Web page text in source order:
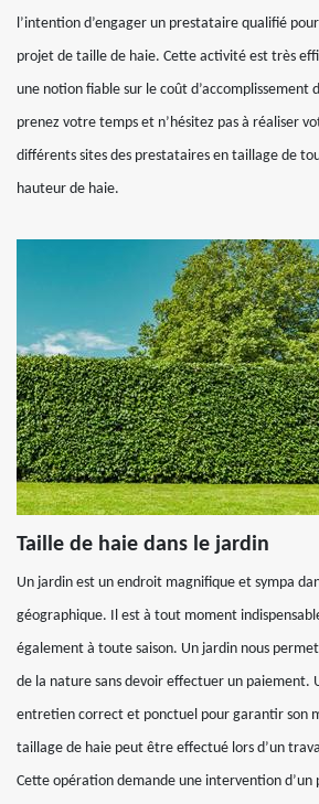
l’intention d’engager un prestataire qualifié
projet de taille de haie. Cette activité est très
une notion fiable sur le coût d’accomplissement
prenez votre temps et n’hésitez pas à réaliser
différents sites des prestataires en taillage de
hauteur de haie.
Taille de haie dans le jardin
Un jardin est un endroit magnifique et sympa
géographique. Il est à tout moment
également à toute saison. Un jardin nous
de la nature sans devoir effectuer un paiement.
entretien correct et ponctuel pour garantir son
taillage de haie peut être effectué lors d’un
Cette opération demande une intervention d’un